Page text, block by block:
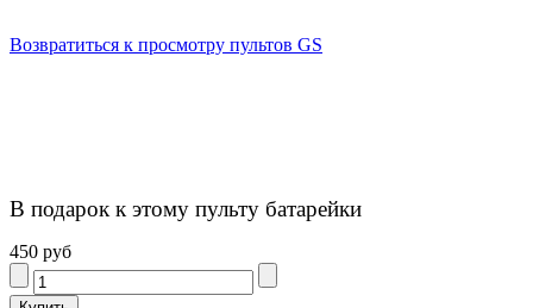
Возвратиться к просмотру пультов GS
В подарок к этому пульту батарейки
450 руб